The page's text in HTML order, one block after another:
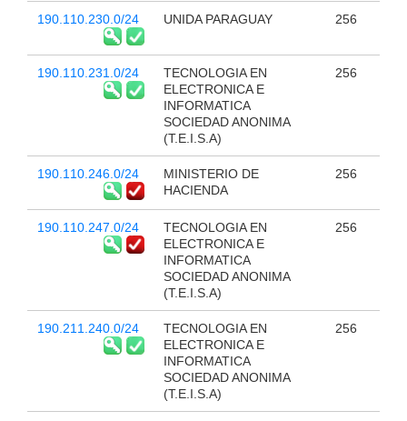
190.110.230.0/24 UNIDA PARAGUAY 256
190.110.231.0/24
TECNOLOGIA EN
ELECTRONICA E
INFORMATICA
SOCIEDAD ANONIMA
(T.E.I.S.A)
256
190.110.246.0/24
MINISTERIO DE
HACIENDA
256
190.110.247.0/24
TECNOLOGIA EN
ELECTRONICA E
INFORMATICA
SOCIEDAD ANONIMA
(T.E.I.S.A)
256
190.211.240.0/24
TECNOLOGIA EN
ELECTRONICA E
INFORMATICA
SOCIEDAD ANONIMA
(T.E.I.S.A)
256